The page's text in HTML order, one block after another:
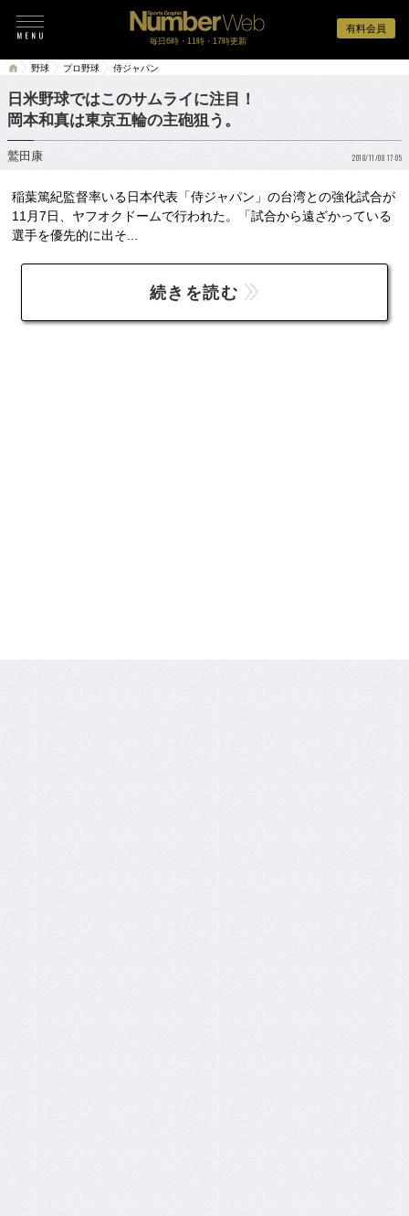
有料会員
毎日6時・11時・17時更新
野球 プロ野球 侍ジャパン
日米野球ではこのサムライに注目！
岡本和真は東京五輪の主砲狙う。
鷲田康 2018/11/08 17:05
稲葉篤紀監督率いる日本代表「侍ジャパン」の台湾との強化試合が
11月7日、ヤフオクドームで行われた。「試合から遠ざかっている
選手を優先的に出そ...
続きを読む